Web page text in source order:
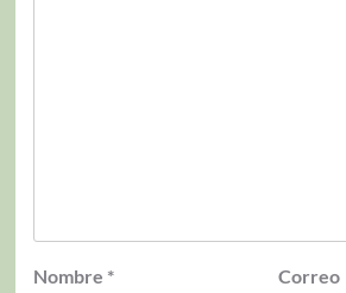
Nombre *
Correo